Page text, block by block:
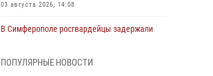
03 августа 2026, 14:08
В Симферополе росгвардейцы задержали
ПОПУЛЯРНЫЕ НОВОСТИ